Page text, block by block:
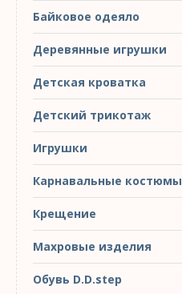
Байковое одеяло
Деревянные игрушки
Детская кроватка
Детский трикотаж
Игрушки
Карнавальные костюмы
Крещение
Махровые изделия
Обувь D.D.step